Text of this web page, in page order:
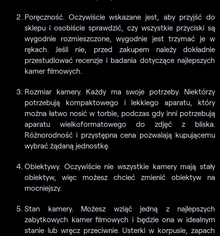
Poręczność. Oczywiście wskazane jest, aby przyjść do
sklepu i osobiście sprawdzić, czy wszystkie przyciski są
wygodnie rozmieszczone, wygodnie jest trzymać je w
rękach. Jeśli nie, przed zakupem należy dokładnie
przestudiować recenzje i badania dotyczące najlepszych
kamer filmowych.
Rozmiar kamery. Każdy ma swoje potrzeby. Niektórzy
potrzebują kompaktowego i lekkiego aparatu, który
można łatwo nosić w torbie, podczas gdy inni potrzebują
aparatu wielkoformatowego do zdjęć z bliska.
Różnorodność i przystępna cena pozwalają kupującemu
wybrać żądaną jednostkę.
Obiektywy. Oczywiście nie wszystkie kamery mają stały
obiektyw, więc możesz chcieć zmienić obiektyw na
mocniejszy.
Stan kamery. Możesz wziąć jedną z najlepszych
zabytkowych kamer filmowych i będzie ona w idealnym
stanie lub wręcz przeciwnie. Usterki w korpusie, zapach